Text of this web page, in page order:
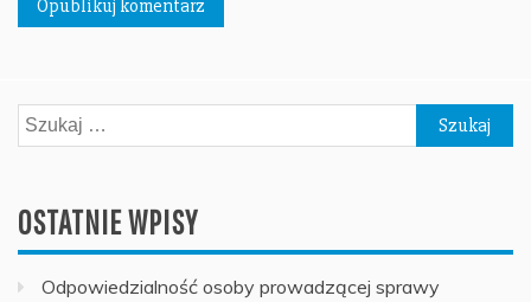
Szukaj:
OSTATNIE WPISY
Odpowiedzialność osoby prowadzącej sprawy